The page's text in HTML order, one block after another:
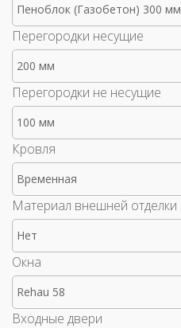
Пеноблок (Газобетон) 300 мм
Перегородки несущие
200 мм
Перегородки не несущие
100 мм
Кровля
Временная
Материал внешней отделки
Нет
Окна
Rehau 58
Входные двери